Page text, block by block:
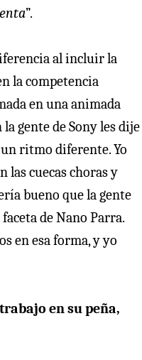
”.
al incluir la
la competencia
en una animada
gente de Sony les dije
ritmo diferente. Yo
las cuecas choras y
bueno que la gente
de Nano Parra.
en esa forma, y yo
en su peña,